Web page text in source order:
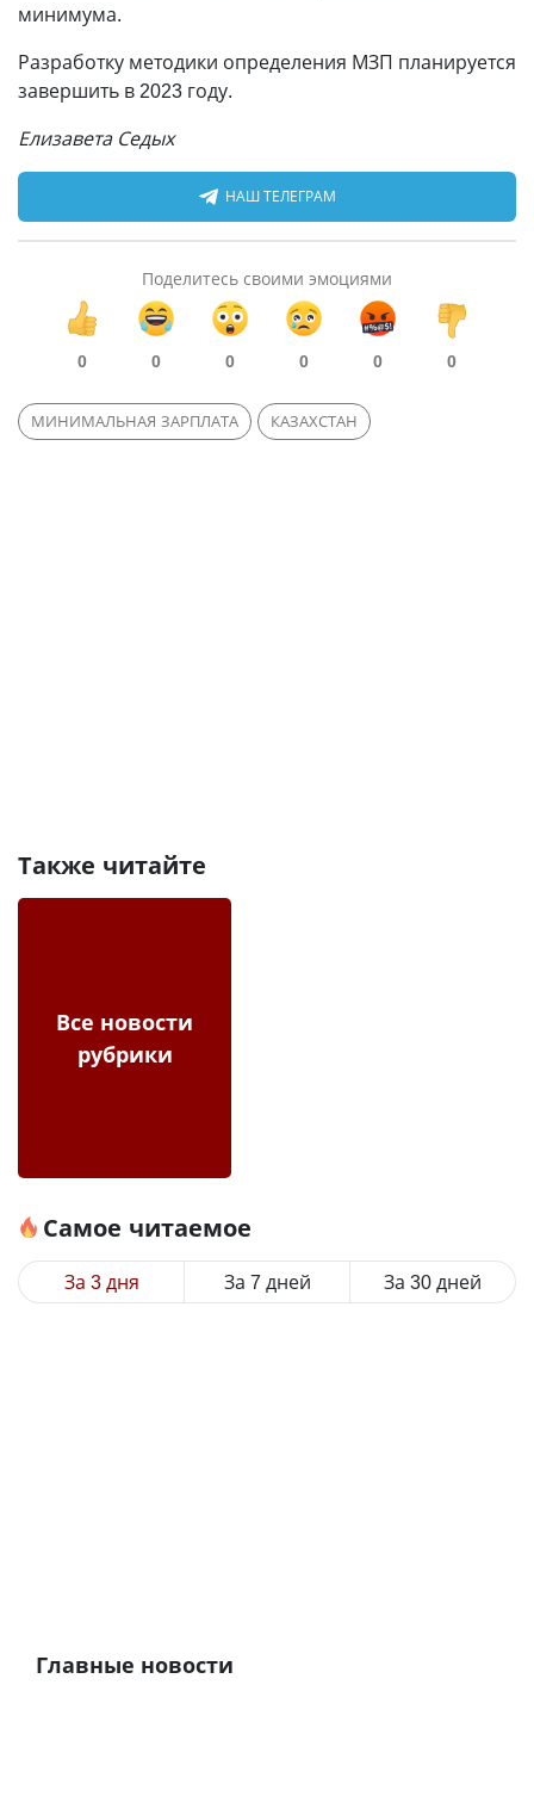
минимума.
Разработку методики определения МЗП планируется
завершить в 2023 году.
Елизавета Седых
НАШ ТЕЛЕГРАМ
Поделитесь своими эмоциями
0 0 0 0 0 0
МИНИМАЛЬНАЯ ЗАРПЛАТА КАЗАХСТАН
Также читайте
Все новости
рубрики
Самое читаемое
За 3 дня За 7 дней За 30 дней
Главные новости